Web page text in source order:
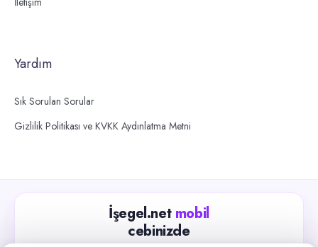
Yardım
Sık Sorulan Sorular
Gizlilik Politikası ve KVKK Aydınlatma Metni
İşegel.net mobil
cebinizde